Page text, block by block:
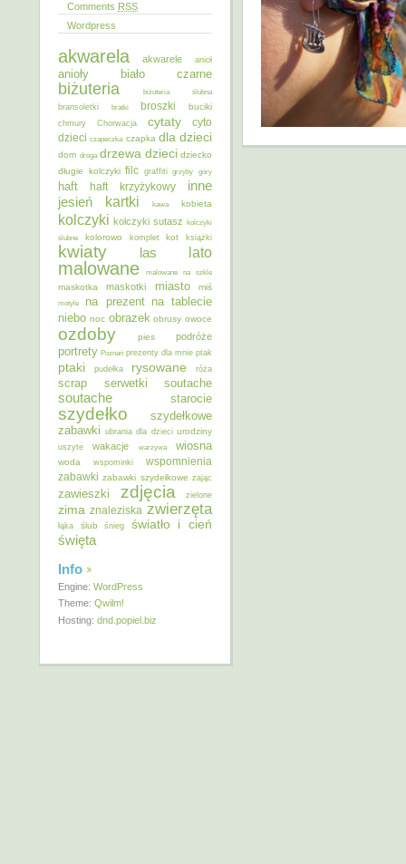
Comments RSS
Wordpress
akwarela akwarele anioł
anioły biało czarne
biżuteria
biżuteria ślubna
bransoletki
bratki broszki buciki
chmury Chorwacja cytaty
cyto
dzieci czapeczka czapka dla dzieci
dom droga drzewa dzieci dziecko
długie kolczyki filc graffiti grzyby góry
haft haft krzyżykowy inne
jesień kartki kawa kobieta
kolczyki kolczyki sutasz kolczyki
ślubne
kolorowo komplet kot książki
kwiaty las lato
malowane malowane na szkle
maskotka maskotki miasto miś
motyle na prezent na tablecie
niebo noc obrazek obrusy owoce
ozdoby pies podróże
portrety Poznań prezenty dla mnie ptak
ptaki pudełka rysowane róża
scrap serwetki soutache
soutache starocie
szydełko
szydełkowe
zabawki ubrania dla dzieci urodziny
uszyte wakacje warzywa wiosna
woda wspominki
wspomnienia
zabawki zabawki szydełkowe zając
zawieszki zdjęcia zielone
zima znaleziska zwierzęta
łąka ślub śnieg światło i cień
święta
Info
Engine: WordPress
Theme: Qwilm!
Hosting: dnd.popiel.biz